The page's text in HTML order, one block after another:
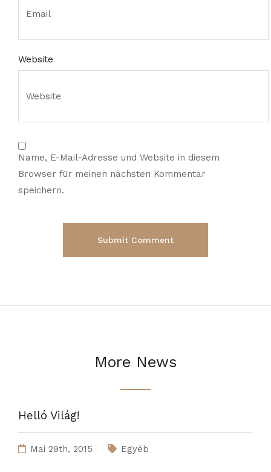
Website
Name, E-Mail-Adresse und Website in diesem
Browser für meinen nächsten Kommentar
speichern.
More News
Helló Világ!
Mai 29th, 2015 Egyéb